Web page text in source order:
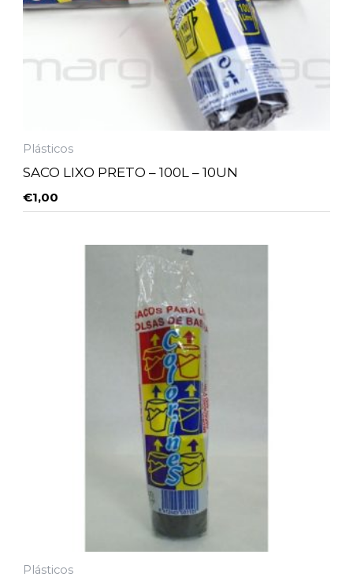
Plásticos
SACO LIXO PRETO – 100L – 10UN
€1,00
Plásticos